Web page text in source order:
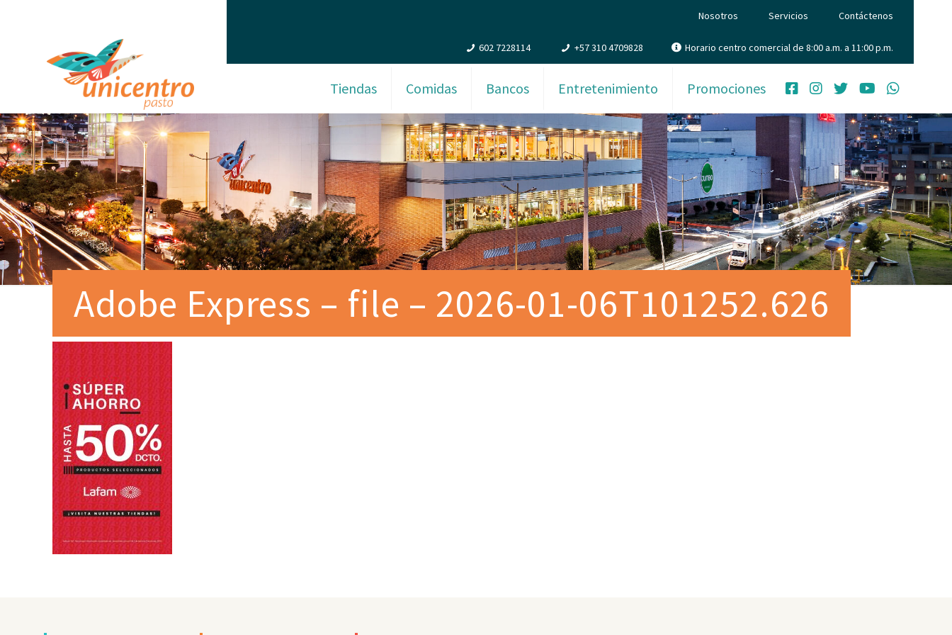
Nosotros Servicios Contáctenos
602 7228114 +57 310 4709828 Horario centro comercial de 8:00 a.m. a 11:00 p.m.
Tiendas Comidas Bancos Entretenimiento Promociones
Adobe Express – file – 2026-01-06T101252.626